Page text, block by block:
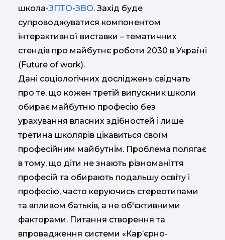
школа-ЗПТО-ЗВО. Захід буде
супроводжуватися компонентом
інтерактивної виставки – тематичних
стендів про майбутнє роботи 2030 в Україні
(Future of work).
Дані соціологічних досліджень свідчать
про те, що кожен третій випускник школи
обирає майбутню професію без
урахування власних здібностей і лише
третина школярів цікавиться своїм
професійним майбутнім. Проблема полягає
в тому, що діти не знають різноманіття
професій та обирають подальшу освіту і
професію, часто керуючись стереотипами
та впливом батьків, а не об'єктивними
факторами. Питання створення та
впровадження системи «Кар’єрно-